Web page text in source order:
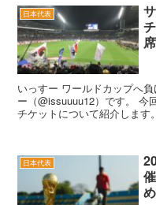
日本代表
いっすー ワールドカップへ負けられない
ー（@issuuuu12）です。 今回はサッカー日本代表のバーレーン戦の
チケットについて紹介します。 バーレーン戦は、日本代表が
日本代表
め